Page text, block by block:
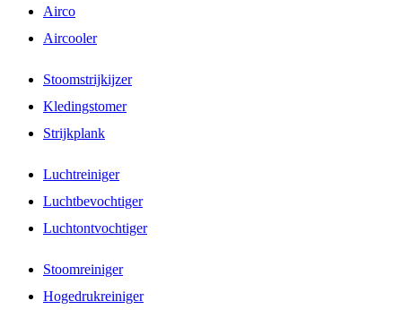
Airco
Aircooler
Stoomstrijkijzer
Kledingstomer
Strijkplank
Luchtreiniger
Luchtbevochtiger
Luchtontvochtiger
Stoomreiniger
Hogedrukreiniger